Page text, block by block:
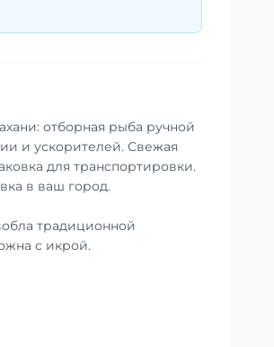
отборная рыба ручной
и ускорителей. Свежая
для транспортировки.
в ваш город.
традиционной
с икрой.